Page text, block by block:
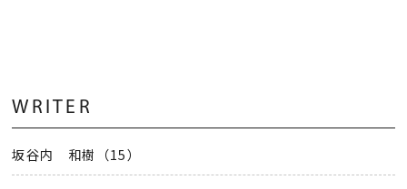
WRITER
坂谷内 和樹（15）